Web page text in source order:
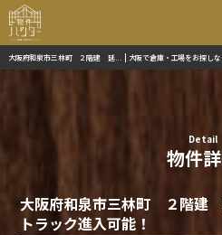
大阪府和泉市三林町 ２階建 延... | 大阪で倉庫・工場をお探しな
Detail
物件
大阪府和泉市三林町 ２階
トラック進入可能！